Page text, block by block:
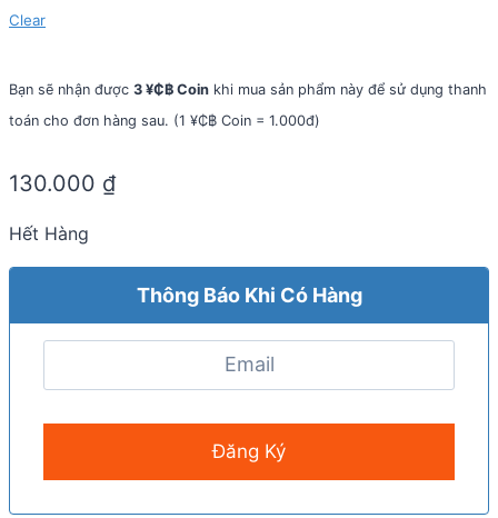
Clear
Bạn sẽ nhận được 3 ¥₵฿ Coin khi mua sản phẩm này để sử dụng thanh
toán cho đơn hàng sau. (1 ¥₵฿ Coin = 1.000đ)
130.000 ₫
Hết Hàng
Thông Báo Khi Có Hàng